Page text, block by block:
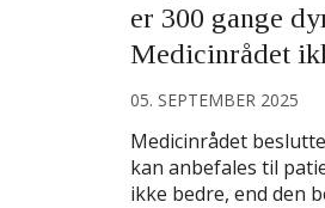
er 300 gange
Medicinrådet
05. SEPTEMBER 2025
Medicinrådet
kan anbefales til
ikke bedre, end den